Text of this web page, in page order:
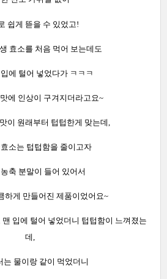
쉽게 뜯을 수 있었고!
효소를 처음 먹어 보는데도
에 털어 넣었다가 ㅋㅋㅋ
에 인상이 구겨지더라고요~
이 원래부터 텁텁한게 맞는데,
소는 텁텁함을 줄이고자
축 분말이 들어 있어서
하게 만들어진 제품이었어요~
입에 털어 넣었더니 텁텁함이 느껴졌는
데,
는 물이랑 같이 먹었더니